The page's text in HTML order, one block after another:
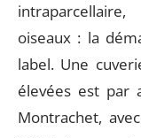
oiseaux : la
label. Une
élevées est par
Montrachet,